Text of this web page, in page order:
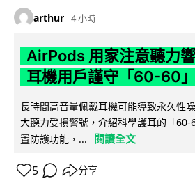
arthur 4 小時
AirPods 用家注意聽力
耳機用戶謹守「60-60
長時間高音量佩戴耳機可能導致永久性
大聽力受損警號，介紹科學護耳的「
置防護功能，...
閱讀全文
5 分享